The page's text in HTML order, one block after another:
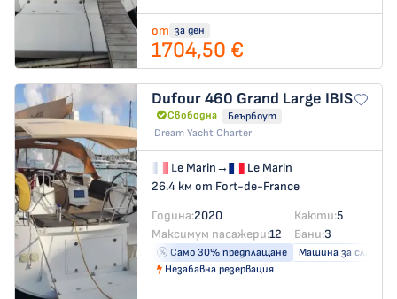
от за ден
1704,50 €
Dufour 460 Grand Large IBIS
Свободна
Беърбоут
Dream Yacht Charter
Le Marin→
Le Marin
26.4 км от Fort-de-France
Година:2020 Каюти:5
Максимум пасажери:12 Бани:3
Само 30% предплащане
Машина за сладка
Незабавна резервация